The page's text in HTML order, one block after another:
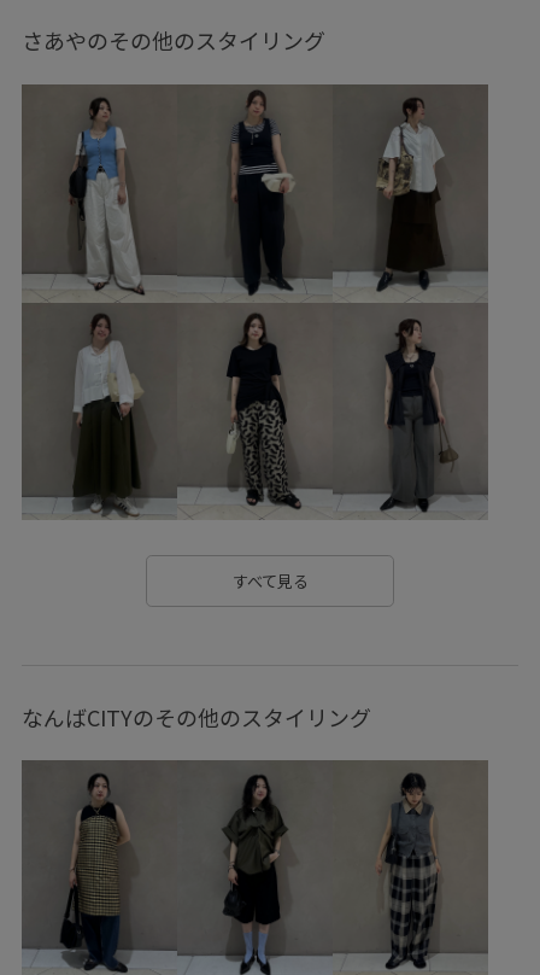
Tシャツ/カットソー ジャケット/アウター
ショルダーバッグ シューズ EUA36940
GAC06090 GAV06040 GAX06160
adidas adidas_ex_2026 Exclusive_GW SETUP
sheeritem17w Tシャツ なめらか
アイコニック イージーパンツ
カジュアルすぎない クラフト感 コットン
コントラスト サンダル シンプル
シンプルなTシャツ シンプルコーデ
スエード スッキリ ステッチ スポーツ
セットアップ対象商品 チュール デイリーで活躍
ナチュラル パンツ ヘンリーネック
ベーシック モチーフ モノトーン ラップスカート
ラップデザイン リブ リラックススタイル
リラックス感 ワンピース 丸みのあるフォルム
主役アイテム 光沢感 別注アイテム
抜け感 柔らかな印象 清涼感 立体的 華やか
さあやのその他のスタイリング
すべて見る
なんばCITYのその他のスタイリング